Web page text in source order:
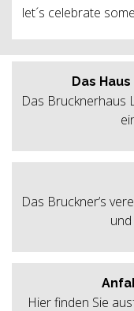
let´s celebrate
Das
Das Brucknerhaus
Das Bruckner’s
Hier finden Sie